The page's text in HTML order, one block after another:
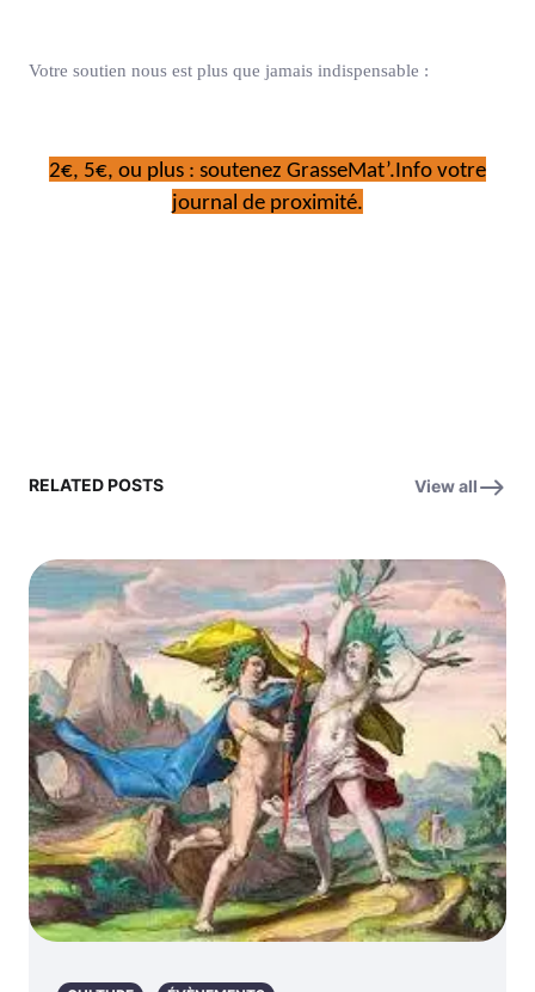
Votre soutien nous est plus que jamais indispensable :
2€, 5€, ou plus : soutenez GrasseMat’.Info votre
journal de proximité.
RELATED POSTS View all